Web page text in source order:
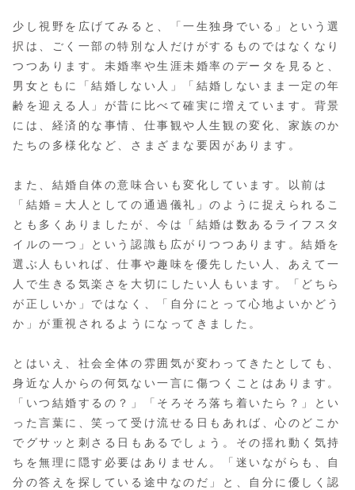
少し視野を広げてみると、「一生独身でいる」という選
択は、ごく一部の特別な人だけがするものではなくなり
つつあります。未婚率や生涯未婚率のデータを見ると、
男女ともに「結婚しない人」「結婚しないまま一定の年
齢を迎える人」が昔に比べて確実に増えています。背景
には、経済的な事情、仕事観や人生観の変化、家族のか
たちの多様化など、さまざまな要因があります。
また、結婚自体の意味合いも変化しています。以前は
「結婚＝大人としての通過儀礼」のように捉えられるこ
とも多くありましたが、今は「結婚は数あるライフスタ
イルの一つ」という認識も広がりつつあります。結婚を
選ぶ人もいれば、仕事や趣味を優先したい人、あえて一
人で生きる気楽さを大切にしたい人もいます。「どちら
が正しいか」ではなく、「自分にとって心地よいかどう
か」が重視されるようになってきました。
とはいえ、社会全体の雰囲気が変わってきたとしても、
身近な人からの何気ない一言に傷つくことはあります。
「いつ結婚するの？」「そろそろ落ち着いたら？」とい
った言葉に、笑って受け流せる日もあれば、心のどこか
でグサッと刺さる日もあるでしょう。その揺れ動く気持
ちを無理に隠す必要はありません。「迷いながらも、自
分の答えを探している途中なのだ」と、自分に優しく認